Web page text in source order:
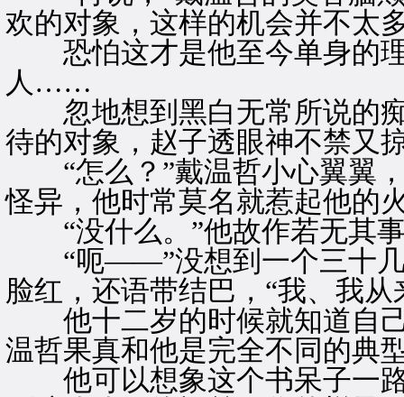
欢的对象，这样的机会并不太
恐怕这才是他至今单身的理
人……
忽地想到黑白无常所说的痴
待的对象，赵子透眼神不禁又
“怎么？”戴温哲小心翼翼，
怪异，他时常莫名就惹起他的
“没什么。”他故作若无其事
“呃——”没想到一个三十几
脸红，还语带结巴，“我、我
他十二岁的时候就知道自己
温哲果真和他是完全不同的典
他可以想象这个书呆子一路